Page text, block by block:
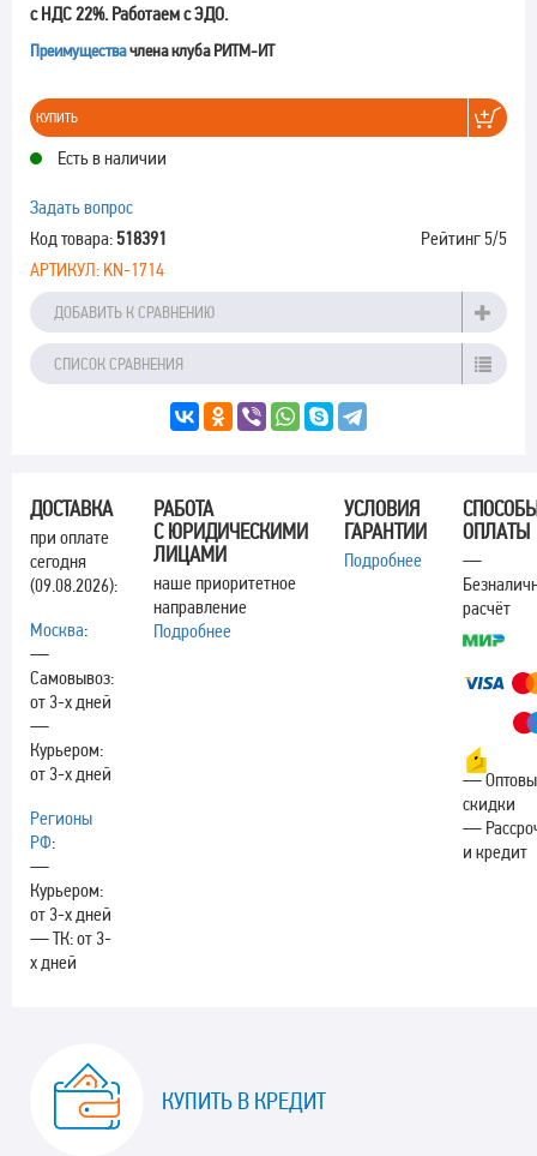
с НДС 22%. Работаем с ЭДО.
Преимуществачлена клуба РИТМ-ИТ
КУПИТЬ
Есть в наличии
Задать вопрос
Рейтинг 5/5
Код товара:518391
АРТИКУЛ: KN-1714
ДОБАВИТЬ К СРАВНЕНИЮ
СПИСОК СРАВНЕНИЯ
ДОСТАВКА
при оплате
сегодня
(09.08.2026):
Москва:
—
Самовывоз:
от 3-х дней
—
Курьером:
от 3-х дней
Регионы
РФ:
—
Курьером:
от 3-х дней
— ТК: от 3-
х дней
РАБОТА
С ЮРИДИЧЕСКИМИ
ЛИЦАМИ
наше приоритетное
направление
Подробнее
УСЛОВИЯ
ГАРАНТИИ
Подробнее
ОПЛАТЫ
—
расчёт
—
скидки
—
и кредит
КУПИТЬ В КРЕДИТ